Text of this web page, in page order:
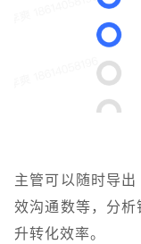
主管可以随时导出
效沟通数等，分
升转化效率。